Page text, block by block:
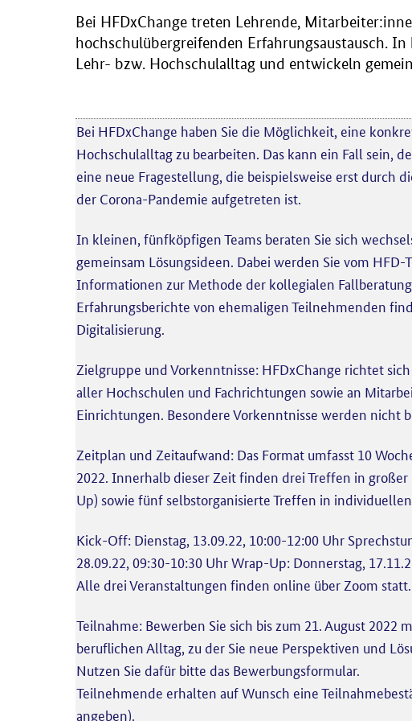
Bei HFDxChange treten Lehrende,
hochschulübergreifenden Erfahrungsaustausch.
Lehr- bzw. Hochschulalltag und entwickeln
Bei HFDxChange haben Sie die Möglichkeit, eine
Hochschulalltag zu bearbeiten. Das kann ein Fall sein,
eine neue Fragestellung, die beispielsweise erst durch
der Corona-Pandemie aufgetreten ist.
In kleinen, fünfköpfigen Teams beraten Sie sich
gemeinsam Lösungsideen. Dabei werden Sie vom
Informationen zur Methode der kollegialen
Erfahrungsberichte von ehemaligen Teilnehmenden
Digitalisierung.
Zielgruppe und Vorkenntnisse: HFDxChange richtet
aller Hochschulen und Fachrichtungen sowie an
Einrichtungen. Besondere Vorkenntnisse werden nicht
Zeitplan und Zeitaufwand: Das Format umfasst 10
2022. Innerhalb dieser Zeit finden drei Treffen in
Up) sowie fünf selbstorganisierte Treffen in
Kick-Off: Dienstag, 13.09.22, 10:00-12:00 Uhr
28.09.22, 09:30-10:30 Uhr Wrap-Up: Donnerstag,
Alle drei Veranstaltungen finden online über Zoom statt.
Teilnahme: Bewerben Sie sich bis zum 21. August 2022
beruflichen Alltag, zu der Sie neue Perspektiven und
Nutzen Sie dafür bitte das Bewerbungsformular.
Teilnehmende erhalten auf Wunsch eine
angeben).